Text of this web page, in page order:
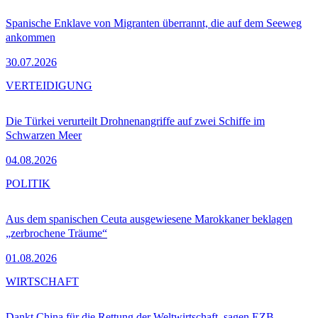
Spanische Enklave von Migranten überrannt, die auf dem Seeweg
ankommen
30.07.2026
Die Türkei verurteilt Drohnenangriffe auf zwei Schiffe im
Schwarzen Meer
04.08.2026
VERTEIDIGUNG
Aus dem spanischen Ceuta ausgewiesene Marokkaner beklagen
„zerbrochene Träume“
01.08.2026
POLITIK
WIRTSCHAFT